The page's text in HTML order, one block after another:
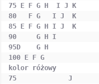
75 E F G H  I J K
80   F G   I J  K
85 E F G H I J  K
90     G H I
95D    G H
100 E F G
kolor różowy
75             J